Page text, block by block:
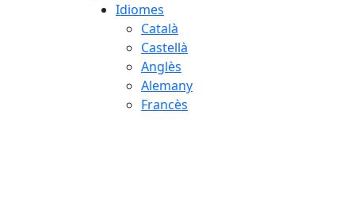
Idiomes
Català
Castellà
Anglès
Alemany
Francès